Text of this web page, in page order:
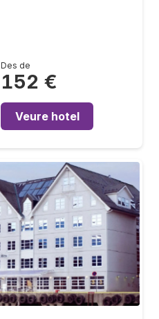
Des de
152 €
Veure hotel